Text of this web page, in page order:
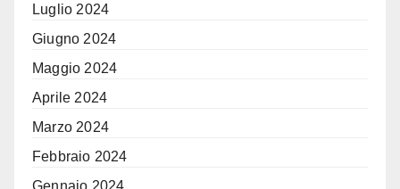
Luglio 2024
Giugno 2024
Maggio 2024
Aprile 2024
Marzo 2024
Febbraio 2024
Gennaio 2024